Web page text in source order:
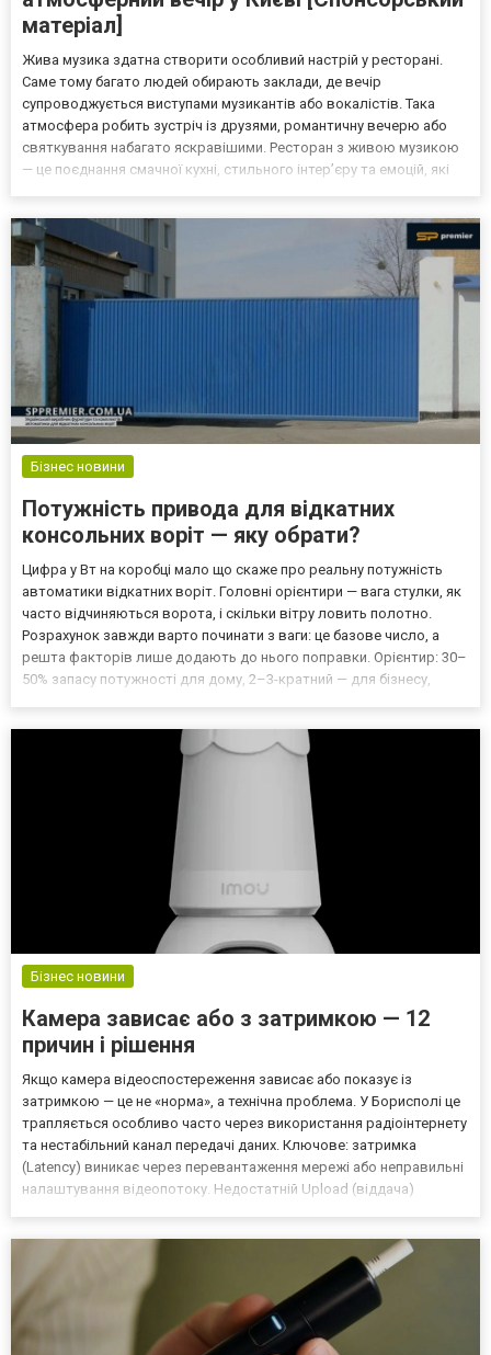
матеріал]
Жива музика здатна створити особливий настрій у ресторані.
Саме тому багато людей обирають заклади, де вечір
супроводжується виступами музикантів або вокалістів. Така
атмосфера робить зустріч із друзями, романтичну вечерю або
святкування набагато яскравішими. Ресторан з живою музикою
— це поєднання смачної кухні, стильного інтер’єру та емоцій, які
Бізнес новини
Потужність привода для відкатних
консольних воріт — яку обрати?
Цифра у Вт на коробці мало що скаже про реальну потужність
автоматики відкатних воріт. Головні орієнтири — вага стулки, як
часто відчиняються ворота, і скільки вітру ловить полотно.
Розрахунок завжди варто починати з ваги: це базове число, а
решта факторів лише додають до нього поправки. Орієнтир: 30–
50% запасу потужності для дому, 2–3-кратний — для бізнесу,
Бізнес новини
Камера зависає або з затримкою — 12
причин і рішення
Якщо камера відеоспостереження зависає або показує із
затримкою — це не «норма», а технічна проблема. У Борисполі це
трапляється особливо часто через використання радіоінтернету
та нестабільний канал передачі даних. Ключове: затримка
(Latency) виникає через перевантаження мережі або неправильні
налаштування відеопотоку. Недостатній Upload (віддача)